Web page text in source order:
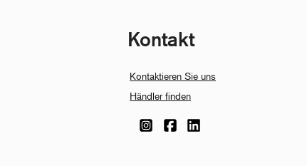
Kontakt
Kontaktieren Sie uns
Händler finden